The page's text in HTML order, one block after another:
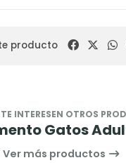
producto
TE INTERESEN OTROS
Gatos
Ver más productos